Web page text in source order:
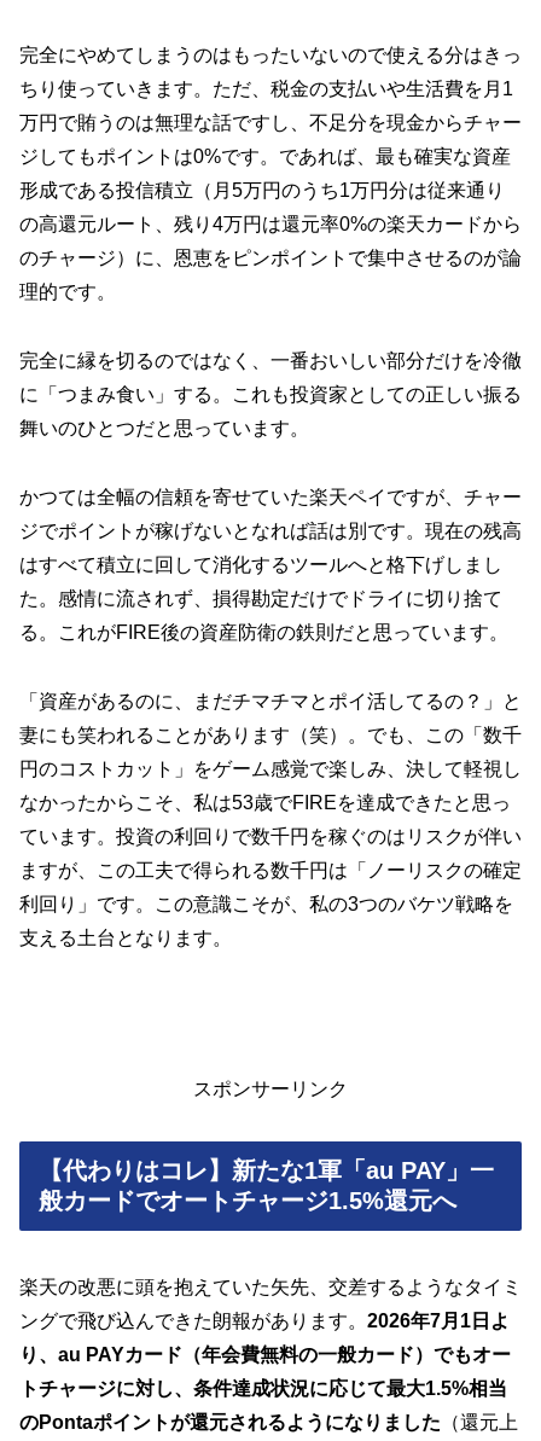
完全にやめてしまうのはもったいないので使える分はきっ
ちり使っていきます。ただ、税金の支払いや生活費を月1
万円で賄うのは無理な話ですし、不足分を現金からチャー
ジしてもポイントは0%です。であれば、最も確実な資産
形成である投信積立（月5万円のうち1万円分は従来通り
の高還元ルート、残り4万円は還元率0%の楽天カードから
のチャージ）に、恩恵をピンポイントで集中させるのが論
理的です。
完全に縁を切るのではなく、一番おいしい部分だけを冷徹
に「つまみ食い」する。これも投資家としての正しい振る
舞いのひとつだと思っています。
かつては全幅の信頼を寄せていた楽天ペイですが、チャー
ジでポイントが稼げないとなれば話は別です。現在の残高
はすべて積立に回して消化するツールへと格下げしまし
た。感情に流されず、損得勘定だけでドライに切り捨て
る。これがFIRE後の資産防衛の鉄則だと思っています。
「資産があるのに、まだチマチマとポイ活してるの？」と
妻にも笑われることがあります（笑）。でも、この「数千
円のコストカット」をゲーム感覚で楽しみ、決して軽視し
なかったからこそ、私は53歳でFIREを達成できたと思っ
ています。投資の利回りで数千円を稼ぐのはリスクが伴い
ますが、この工夫で得られる数千円は「ノーリスクの確定
利回り」です。この意識こそが、私の3つのバケツ戦略を
支える土台となります。
スポンサーリンク
【代わりはコレ】新たな1軍「au PAY」一
般カードでオートチャージ1.5%還元へ
楽天の改悪に頭を抱えていた矢先、交差するようなタイミ
ングで飛び込んできた朗報があります。 2026年7月1日よ
り、au PAYカード（年会費無料の一般カード）でもオー
トチャージに対し、条件達成状況に応じて最大1.5%相当
のPontaポイントが還元されるようになりました （還元上